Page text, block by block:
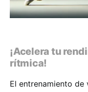
¡Acelera tu
rítmica!
El entrenamiento de